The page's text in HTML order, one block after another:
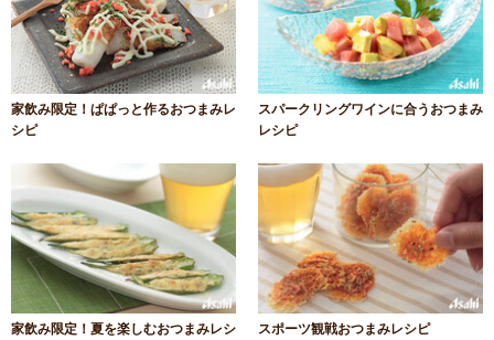
家飲み限定！ぱぱっと作るおつまみレ
シピ
スパークリングワインに合うおつまみ
レシピ
家飲み限定！夏を楽しむおつまみレシ
スポーツ観戦おつまみレシピ